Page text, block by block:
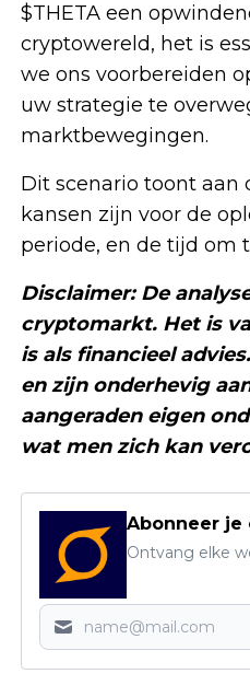
$THETA een
cryptowereld, het is
we ons voorbereiden
uw strategie te
marktbewegingen.
Dit scenario toont aan
kansen zijn voor de
periode, en de tijd om
Disclaimer: De
cryptomarkt. Het is
is als financieel
en zijn onderhevig
aangeraden eigen
wat men zich kan
Abonneer je
Ontvang elke